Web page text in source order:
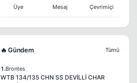
Üye Mesaj Çevrimiçi
🔥 Gündem Tümü
1.Brontes
WTB 134/135 CHN SS DEVİLLİ CHAR